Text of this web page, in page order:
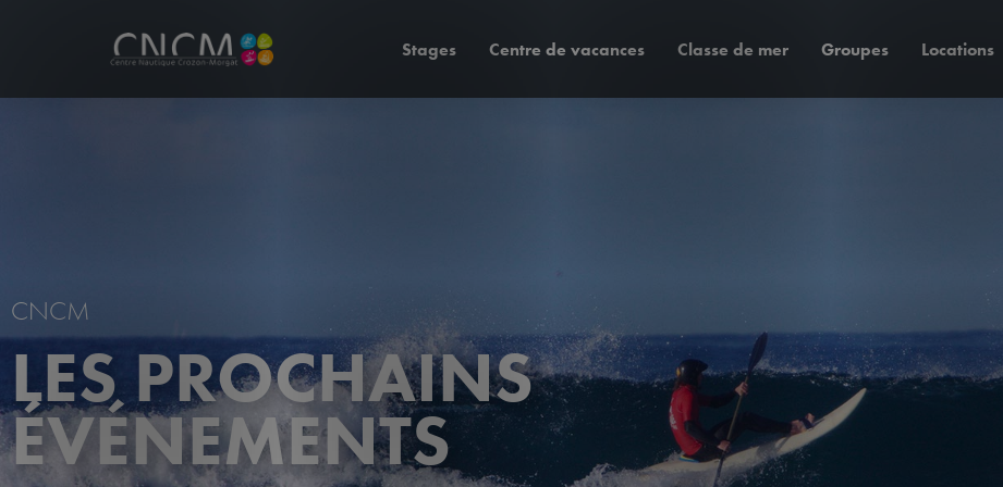
Stages Centre de vacances Classe de mer Groupes Locations
CNCM
LES PROCHAINS
ÉVÉNEMENTS